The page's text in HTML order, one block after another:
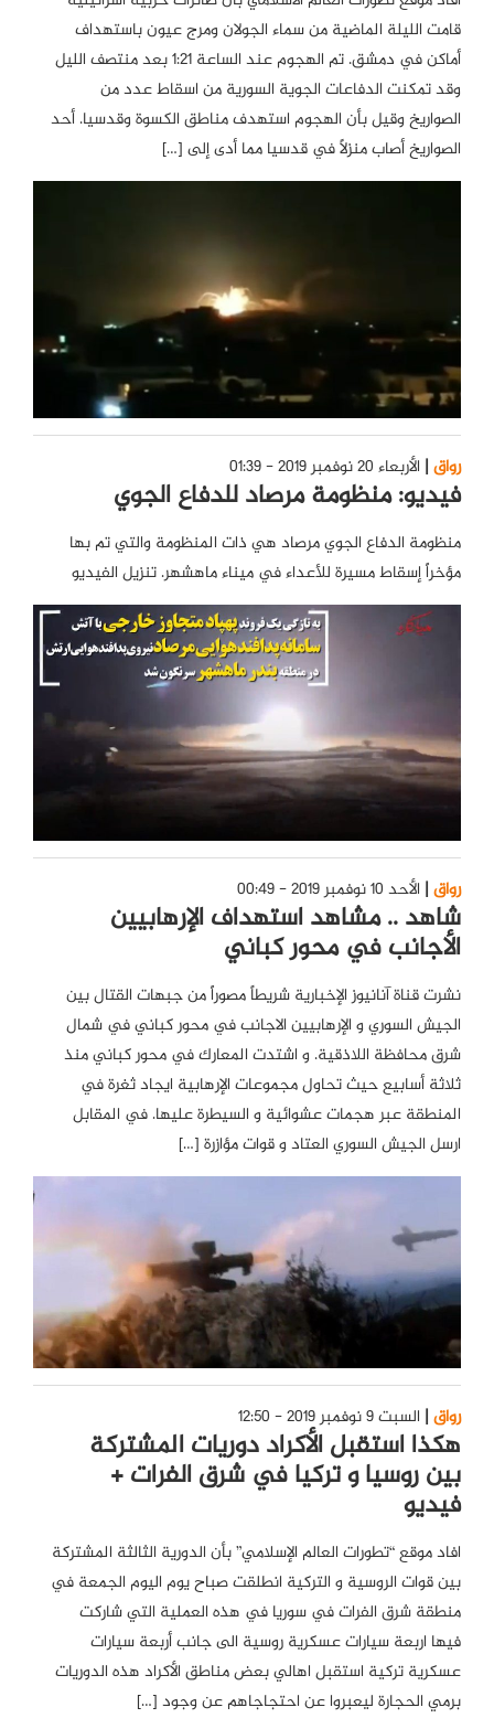
قامت الليلة الماضية من سماء الجولان ومرج عيون باستهداف
أماكن في دمشق. تم الهجوم عند الساعة 1:21 بعد منتصف الليل
وقد تمكنت الدفاعات الجوية السورية من اسقاط عدد من
الصواريخ وقيل بأن الهجوم استهدف مناطق الكسوة وقدسيا. أحد
الصواريخ أصاب منزلاً في قدسيا مما أدى إلى […]
رواق الأربعاء 20 نوفمبر 2019 - 01:39
فيديو: منظومة مرصاد للدفاع الجوي
منظومة الدفاع الجوي مرصاد هي ذات المنظومة والتي تم بها
مؤخراً إسقاط مسيرة للأعداء في ميناء ماهشهر. تنزيل الفيديو
رواق الأحد 10 نوفمبر 2019 - 00:49
شاهد .. مشاهد استهداف الإرهابيين
الأجانب في محور كباني
نشرت قناة آنانيوز الإخبارية شريطاً مصوراً من جبهات القتال بين
الجيش السوري و الإرهابيين الاجانب في محور كباني في شمال
شرق محافظة اللاذقية. و اشتدت المعارك في محور كباني منذ
ثلاثة أسابيع حيث تحاول مجموعات الإرهابية ايجاد ثغرة في
المنطقة عبر هجمات عشوائية و السيطرة عليها. في المقابل
ارسل الجيش السوري العتاد و قوات مؤازرة […]
رواق السبت 9 نوفمبر 2019 - 12:50
هكذا استقبل الأكراد دوريات المشتركة
بين روسيا و تركيا في شرق الفرات +
فيديو
افاد موقع “تطورات العالم الإسلامي” بأن الدورية الثالثة المشتركة
بين قوات الروسية و التركية انطلقت صباح يوم اليوم الجمعة في
منطقة شرق الفرات في سوريا في هذه العملية التي شاركت
فيها اربعة سيارات عسكرية روسية الى جانب أربعة سيارات
عسكرية تركية استقبل اهالي بعض مناطق الأكراد هذه الدوريات
برمي الحجارة ليعبروا عن احتجاجاهم عن وجود […]